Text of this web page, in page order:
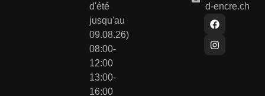
d'été
jusqu'au
09.08.26)
08:00-
12:00
13:00-
16:00
d-encre.ch